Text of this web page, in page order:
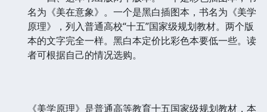
名为《美在意象》。一个是黑白插图本，书名为《美学
原理》，列入普通高校“十五”国家级规划教材。两个版
本的文字完全一样。黑白本定价比彩色本要低一些。读
者可根据自己的情况选购。
《美学原理》是普通高等教育十五国家级规划教材，本